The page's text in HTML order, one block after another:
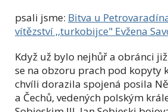
psali jsme: Bitva u
vítězství ,,turkobijce" Evžena
Když už bylo nejhůř a obránci
se na obzoru prach pod kopyty
chvíli dorazila spojená posila
a Čechů, vedených polským